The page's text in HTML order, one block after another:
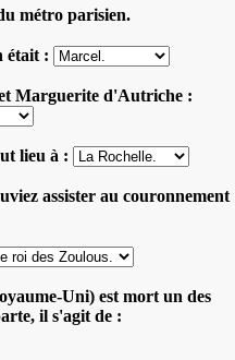
métro parisien.
était :
Marguerite d'Autriche :
lieu à :
assister au couronnement
Uni) est mort un des
il s'agit de :